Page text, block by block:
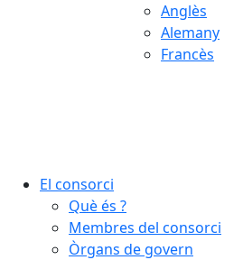
Anglès
Alemany
Francès
El consorci
Què és ?
Membres del consorci
Òrgans de govern